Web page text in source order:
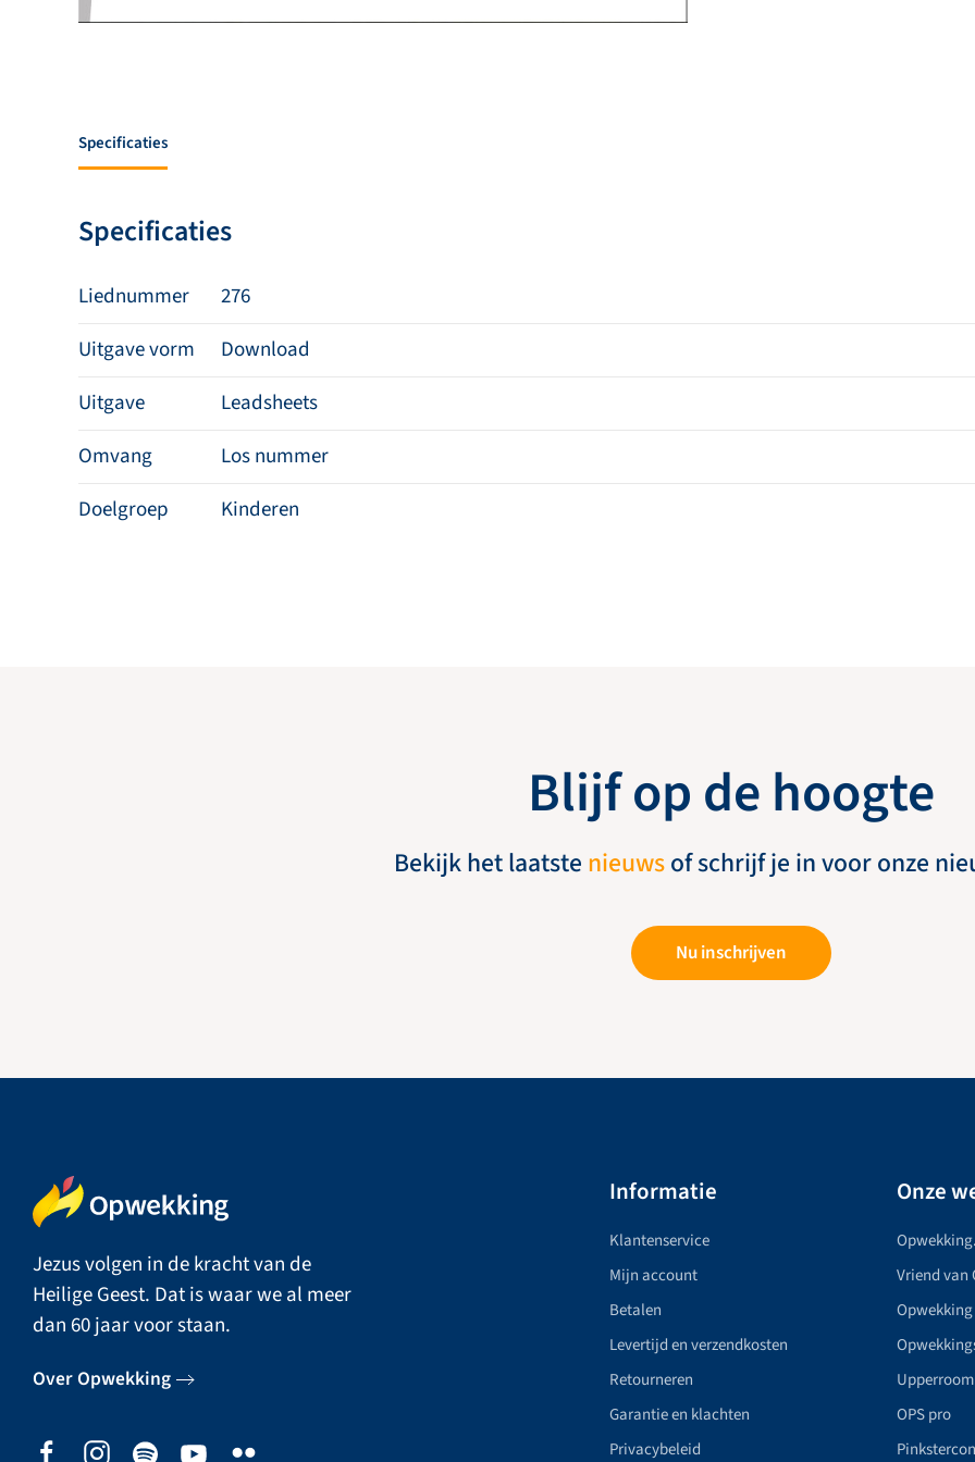
Specificaties
Specificaties
Liednummer
276
Uitgave vorm
Download
Uitgave
Leadsheets
Omvang
Los nummer
Doelgroep
Kinderen
Blijf op de hoogte
Bekijk het laatste nieuwsof schrijf je in voor onze
Nu inschrijven
Jezus volgen in de kracht van de
Heilige Geest. Dat is waar we al meer
dan 60 jaar voor staan.
Over Opwekking
Informatie
Klantenservice
Mijn account
Betalen
Levertijd en verzendkosten
Retourneren
Garantie en klachten
Privacybeleid
Onze
Vriend van
Upperroom
OPS pro